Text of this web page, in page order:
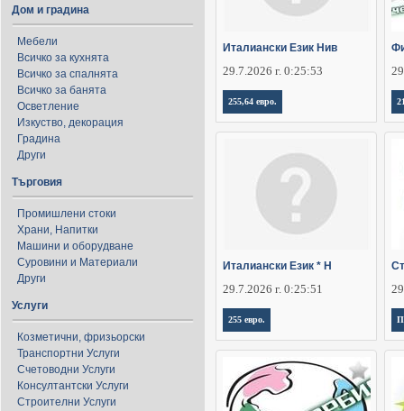
Дом и градина
Мебели
Всичко за кухнята
Всичко за спалнята
Всичко за банята
Осветление
Изкуство, декорация
Градина
Други
Търговия
Промишлени стоки
Храни, Напитки
Машини и оборудване
Суровини и Материали
Други
Услуги
Козметични, фризьорски
Транспортни Услуги
Счетоводни Услуги
Консултантски Услуги
Строителни Услуги
Италиански Език Нив
29.7.2026 г. 0:25:53
255,64 евро.
Италиански Език * Н
29.7.2026 г. 0:25:51
255 евро.